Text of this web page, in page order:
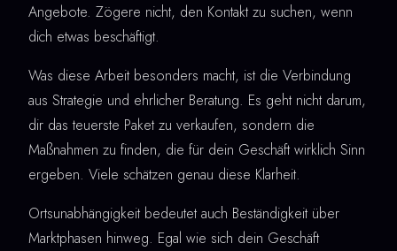
Angebote. Zögere nicht, den Kontakt zu suchen, wenn
dich etwas beschäftigt.
Was diese Arbeit besonders macht, ist die Verbindung
aus Strategie und ehrlicher Beratung. Es geht nicht darum,
dir das teuerste Paket zu verkaufen, sondern die
Maßnahmen zu finden, die für dein Geschäft wirklich Sinn
ergeben. Viele schätzen genau diese Klarheit.
Ortsunabhängigkeit bedeutet auch Beständigkeit über
Marktphasen hinweg. Egal wie sich dein Geschäft